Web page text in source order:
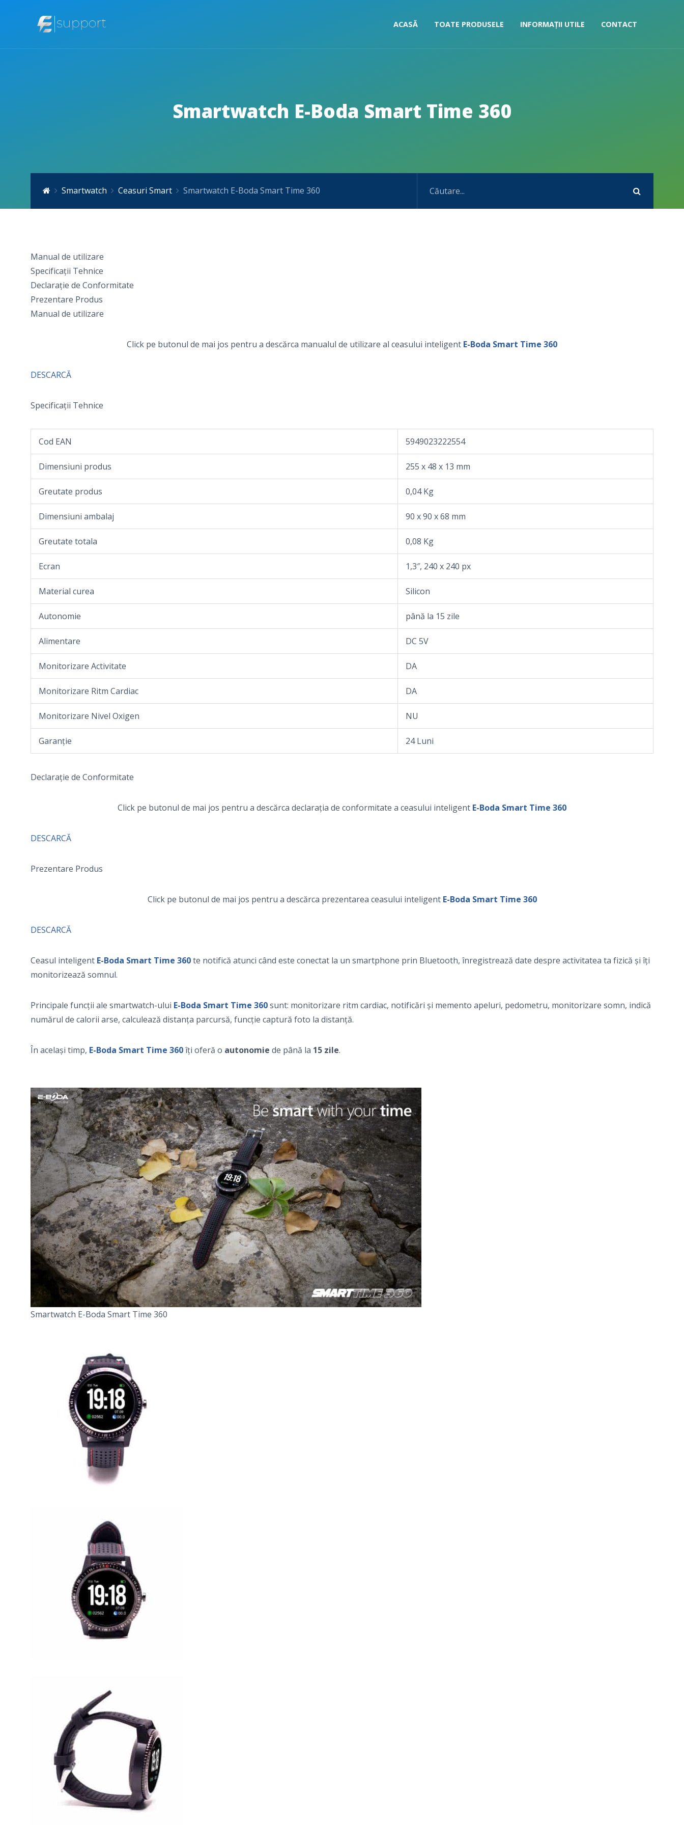
ACASĂ TOATE PRODUSELE INFORMAȚII UTILE CONTACT
Smartwatch E-Boda Smart Time 360
Smartwatch Ceasuri Smart Smartwatch E-Boda Smart Time 360
Manual de utilizare
Specificații Tehnice
Declarație de Conformitate
Prezentare Produs
Manual de utilizare
Click pe butonul de mai jos pentru a descărca manualul de utilizare al ceasului inteligent E-Boda Smart Time 360
DESCARCĂ
Specificații Tehnice
Cod EAN 5949023222554
Dimensiuni produs 255 x 48 x 13 mm
Greutate produs 0,04 Kg
Dimensiuni ambalaj 90 x 90 x 68 mm
Greutate totala 0,08 Kg
Ecran 1,3″, 240 x 240 px
Material curea Silicon
Autonomie până la 15 zile
Alimentare DC 5V
Monitorizare Activitate DA
Monitorizare Ritm Cardiac DA
Monitorizare Nivel Oxigen NU
Garanție 24 Luni
Declarație de Conformitate
Click pe butonul de mai jos pentru a descărca declarația de conformitate a ceasului inteligent E-Boda Smart Time 360
DESCARCĂ
Prezentare Produs
Click pe butonul de mai jos pentru a descărca prezentarea ceasului inteligent E-Boda Smart Time 360
DESCARCĂ
Ceasul inteligent E-Boda Smart Time 360te notifică atunci când este conectat la un smartphone prin Bluetooth, înregistrează date despre activitatea ta fizică și îți
monitorizează somnul.
Principale funcții ale smartwatch-ului E-Boda Smart Time 360sunt: monitorizare ritm cardiac, notificări și memento apeluri, pedometru, monitorizare somn, indică
numărul de calorii arse, calculează distanța parcursă, funcție captură foto la distanță.
În același timp, E-Boda Smart Time 360îți oferă o autonomie de până la 15 zile.
Smartwatch E-Boda Smart Time 360